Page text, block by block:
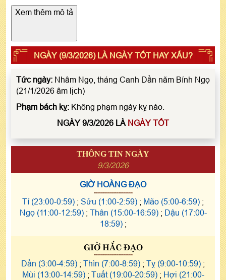
Xem thêm mô tả
NGÀY (9/3/2026) LÀ NGÀY TỐT HAY XẤU?
Tức ngày: Nhâm Ngọ, tháng Canh Dần năm Bính Ngọ
(21/1/2026 âm lịch)
Phạm bách kỵ: Không phạm ngày kỵ nào.
NGÀY 9/3/2026 LÀ NGÀY TỐT
THÔNG TIN NGÀY
9/3/2026
GIỜ HOÀNG ĐẠO
Tí (23:00-0:59) ; Sửu (1:00-2:59) ; Mão (5:00-6:59) ;
Ngọ (11:00-12:59); Thân (15:00-16:59); Dậu (17:00-
18:59);
GIỜ HẮC ĐẠO
Dần (3:00-4:59) ; Thìn (7:00-8:59) ; Tỵ (9:00-10:59) ;
Mùi (13:00-14:59); Tuất (19:00-20:59); Hợi (21:00-